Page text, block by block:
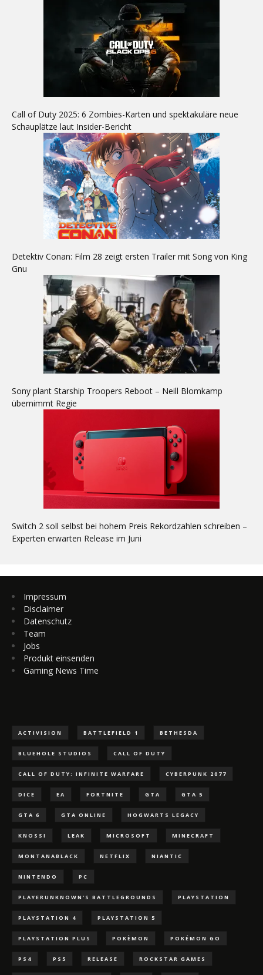
Call of Duty 2025: 6 Zombies-Karten und spektakuläre neue
Schauplätze laut Insider-Bericht
Detektiv Conan: Film 28 zeigt ersten Trailer mit Song von King
Gnu
Sony plant Starship Troopers Reboot – Neill Blomkamp
übernimmt Regie
Switch 2 soll selbst bei hohem Preis Rekordzahlen schreiben –
Experten erwarten Release im Juni
Impressum
Disclaimer
Datenschutz
Team
Jobs
Produkt einsenden
Gaming News Time
ACTIVISION BATTLEFIELD 1 BETHESDA
BLUEHOLE STUDIOS CALL OF DUTY
CALL OF DUTY: INFINITE WARFARE CYBERPUNK 2077
DICE EA FORTNITE GTA GTA 5
GTA 6 GTA ONLINE HOGWARTS LEGACY
KNOSSI LEAK MICROSOFT MINECRAFT
MONTANABLACK NETFLIX NIANTIC
NINTENDO PC
PLAYERUNKNOWN'S BATTLEGROUNDS PLAYSTATION
PLAYSTATION 4 PLAYSTATION 5
PLAYSTATION PLUS POKÈMON POKÉMON GO
PS4 PS5 RELEASE ROCKSTAR GAMES